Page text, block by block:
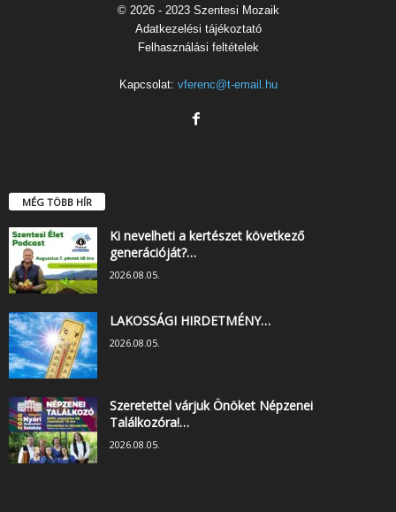
© 2026 - 2023 Szentesi Mozaik
Adatkezelési tájékoztató
Felhasználási feltételek
Kapcsolat: vferenc@t-email.hu
MÉG TÖBB HÍR
Ki nevelheti a kertészet következő
generációját?…
2026.08.05.
LAKOSSÁGI HIRDETMÉNY…
2026.08.05.
Szeretettel várjuk Önöket Népzenei
Találkozóra!…
2026.08.05.